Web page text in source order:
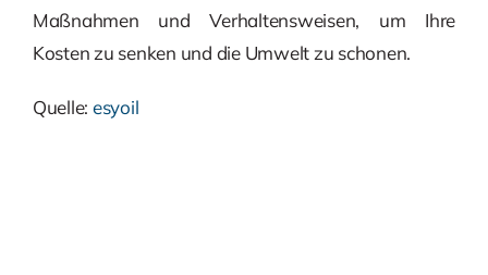
Maßnahmen und Verhaltensweisen, um Ihre
Kosten zu senken und die Umwelt zu schonen.
Quelle: esyoil